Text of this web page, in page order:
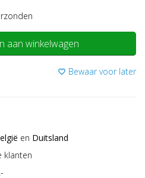
aan winkelwagen
favorite_border Bewaar voor later
en Duitsland
klanten